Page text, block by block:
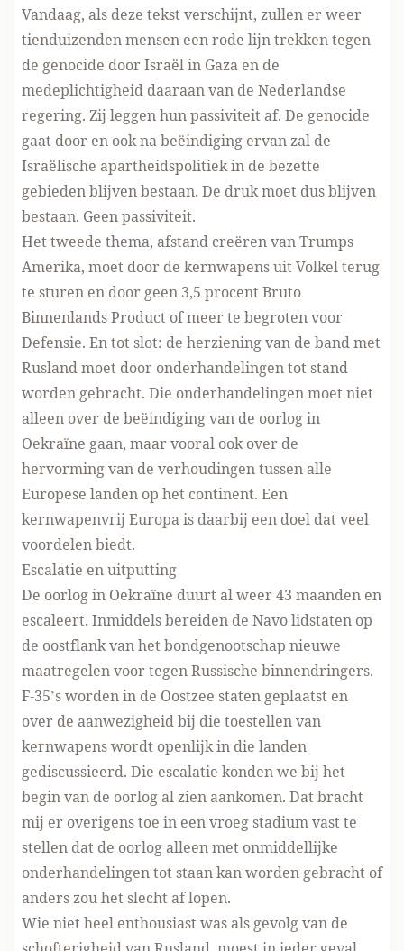
Vandaag, als deze tekst verschijnt, zullen er weer
tienduizenden mensen een rode lijn trekken tegen
de genocide door Israël in Gaza en de
medeplichtigheid daaraan van de Nederlandse
regering. Zij leggen hun passiviteit af. De genocide
gaat door en ook na beëindiging ervan zal de
Israëlische apartheidspolitiek in de bezette
gebieden blijven bestaan. De druk moet dus blijven
bestaan. Geen passiviteit.
Het tweede thema, afstand creëren van Trumps
Amerika, moet door de kernwapens uit Volkel terug
te sturen en door geen 3,5 procent Bruto
Binnenlands Product of meer te begroten voor
Defensie. En tot slot: de herziening van de band met
Rusland moet door onderhandelingen tot stand
worden gebracht. Die onderhandelingen moet niet
alleen over de beëindiging van de oorlog in
Oekraïne gaan, maar vooral ook over de
hervorming van de verhoudingen tussen alle
Europese landen op het continent. Een
kernwapenvrij Europa is daarbij een doel dat veel
voordelen biedt.
Escalatie en uitputting
De oorlog in Oekraïne duurt al weer 43 maanden en
escaleert. Inmiddels bereiden de Navo lidstaten op
de oostflank van het bondgenootschap nieuwe
maatregelen voor tegen Russische binnendringers.
F-35’s worden in de Oostzee staten geplaatst en
over de aanwezigheid bij die toestellen van
kernwapens wordt openlijk in die landen
gediscussieerd. Die escalatie konden we bij het
begin van de oorlog al zien aankomen. Dat bracht
mij er overigens toe in een vroeg stadium vast te
stellen dat de oorlog alleen met onmiddellijke
onderhandelingen tot staan kan worden gebracht of
anders zou het slecht af lopen.
Wie niet heel enthousiast was als gevolg van de